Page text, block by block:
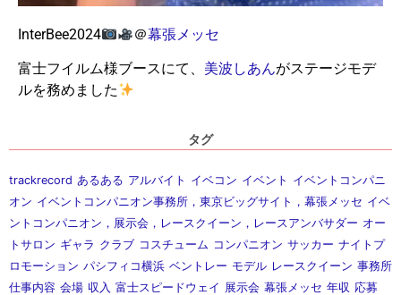
InterBee2024 ＠幕張メッセ
富士フイルム様ブースにて、 美波しあんがステージモデ
ルを務めました
タグ
trackrecord あるある アルバイト イベコン イベント イベントコンパニ
オン イベントコンパニオン事務所，東京ビッグサイト，幕張メッセ イベ
ントコンパニオン，展示会，レースクイーン，レースアンバサダー オー
トサロン ギャラ クラブ コスチューム コンパニオン サッカー ナイトプ
ロモーション パシフィコ横浜 ベントレー モデル レースクイーン 事務所
仕事内容 会場 収入 富士スピードウェイ 展示会 幕張メッセ 年収 応募